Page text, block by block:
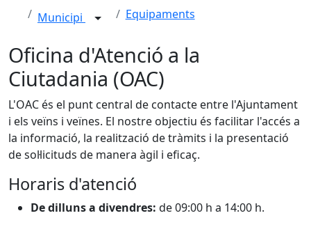
Municipi Equipaments
Oficina d'Atenció a la
Ciutadania (OAC)
L'OAC és el punt central de contacte entre l'Ajuntament
i els veïns i veïnes. El nostre objectiu és facilitar l'accés a
la informació, la realització de tràmits i la presentació
de sol·licituds de manera àgil i eficaç.
Horaris d'atenció
De dilluns a divendres: de 09:00 h a 14:00 h.